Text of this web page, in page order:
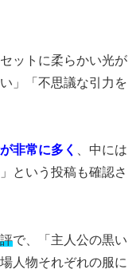
ットに柔らかい光が
」「不思議な引力を
非常に多く
、中には
という投稿も確認さ
で、「主人公の黒い
人物それぞれの服に